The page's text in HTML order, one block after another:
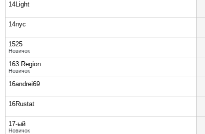
14Light
14пус
1525
Новичок
163 Region
Новичок
16andrei69
16Rustat
17-ый
Новичок